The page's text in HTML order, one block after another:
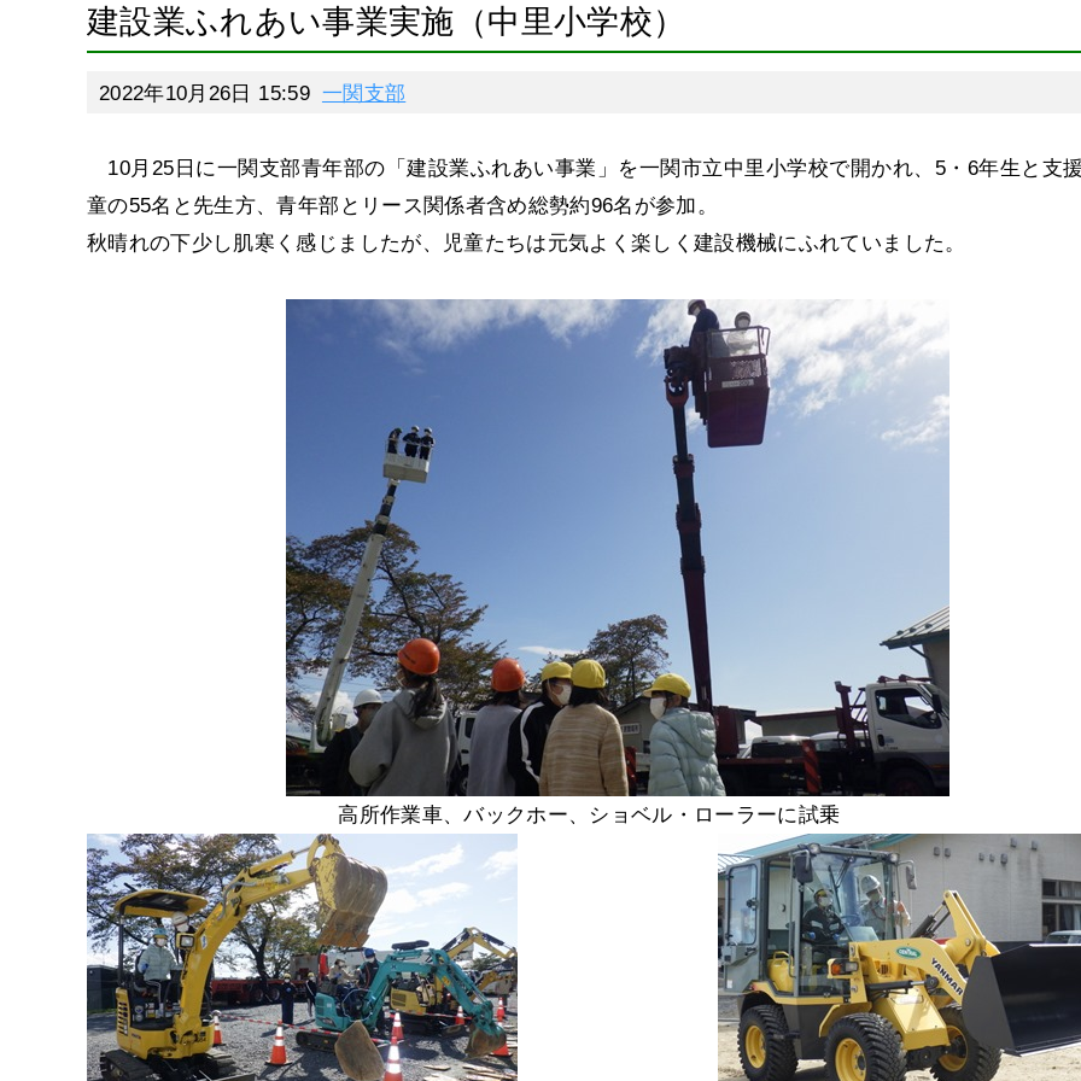
建設業ふれあい事業実施（中里小学校）
2022年10月26日 15:59 一関支部
10月25日に一関支部青年部の「建設業ふれあい事業」を一関市立中里小学校で開かれ、5・6年生と支
童の55名と先生方、青年部とリース関係者含め総勢約96名が参加。
秋晴れの下少し肌寒く感じましたが、児童たちは元気よく楽しく建設機械にふれていました。
高所作業車、バックホー、ショベル・ローラーに試乗